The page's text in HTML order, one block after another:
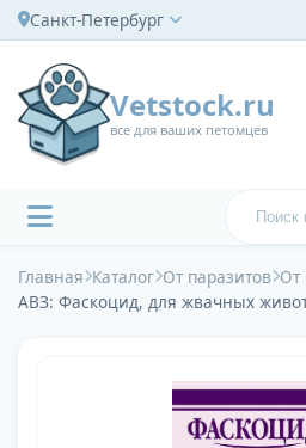
Санкт-Петербург
Vetstock.ru
все для ваших петомцев
Главная Каталог От паразитов От
АВЗ: Фаскоцид, для жвачных